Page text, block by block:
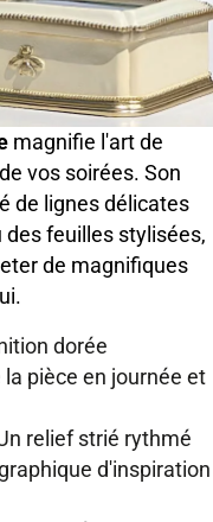
magnifie l'art de
vos soirées. Son
de lignes délicates
feuilles stylisées,
de magnifiques
dorée
pièce en journée et
relief strié rythmé
d'inspiration